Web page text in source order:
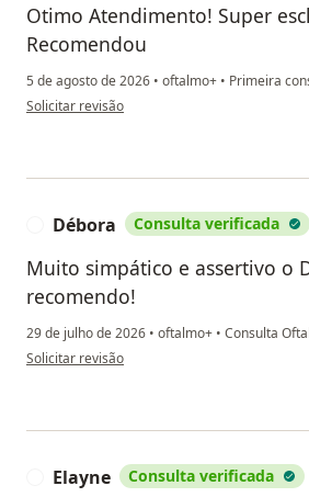
Otimo Atendimento! Super
Recomendou
5 de agosto de 2026 • oftalmo+ • Primeira
na opinião do utilizador Magna
Solicitar revisão
Débora Consulta verificada
Muito simpático e assertivo o
recomendo!
29 de julho de 2026 • oftalmo+ • Consulta
na opinião do utilizador Débora
Solicitar revisão
Elayne Consulta verificada